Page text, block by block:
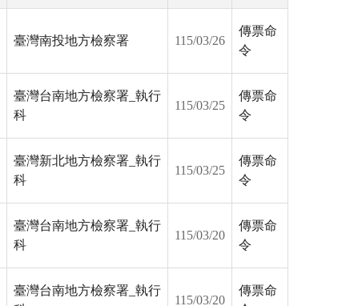
臺灣南投地方檢察署 115/03/26
傳票命
令
臺灣台南地方檢察署_執行
科
115/03/25
傳票命
令
臺灣新北地方檢察署_執行
科
115/03/25
傳票命
令
臺灣台南地方檢察署_執行
科
115/03/20
傳票命
令
臺灣台南地方檢察署_執行
115/03/20
傳票命